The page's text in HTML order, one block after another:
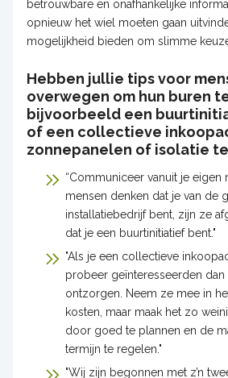
betrouwbare en onafhankelijke
opnieuw het wiel moeten gaan
mogelijkheid bieden om slimme
Hebben jullie tips voor
overwegen om hun buren
bijvoorbeeld een
of een collectieve
zonnepanelen of isolatie
“Communiceer vanuit je eigen
mensen denken dat je van de
installatiebedrijf bent, zijn ze
dat je een buurtinitiatief bent."
"Als je een collectieve
probeer geïnteresseerden
ontzorgen. Neem ze mee in
kosten, maar maak het zo
door goed te plannen en de
termijn te regelen."
"Wij zijn begonnen met z’n